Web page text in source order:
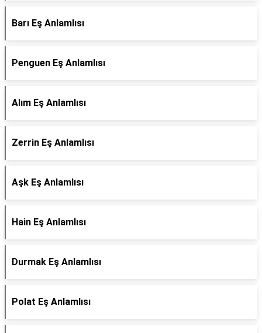
Barı Eş Anlamlısı
Penguen Eş Anlamlısı
Alım Eş Anlamlısı
Zerrin Eş Anlamlısı
Aşk Eş Anlamlısı
Hain Eş Anlamlısı
Durmak Eş Anlamlısı
Polat Eş Anlamlısı